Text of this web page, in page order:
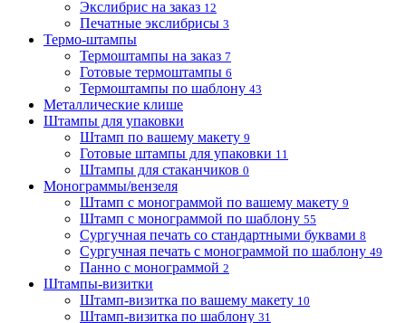
Экслибрис на заказ 12
Печатные экслибрисы 3
Термо-штампы
Термоштампы на заказ 7
Готовые термоштампы 6
Термоштампы по шаблону 43
Металлические клише
Штампы для упаковки
Штамп по вашему макету 9
Готовые штампы для упаковки 11
Штампы для стаканчиков 0
Монограммы/вензеля
Штамп с монограммой по вашему макету 9
Штамп с монограммой по шаблону 55
Сургучная печать со стандартными буквами 8
Сургучная печать с монограммой по шаблону 49
Панно с монограммой 2
Штампы-визитки
Штамп-визитка по вашему макету 10
Штамп-визитка по шаблону 31